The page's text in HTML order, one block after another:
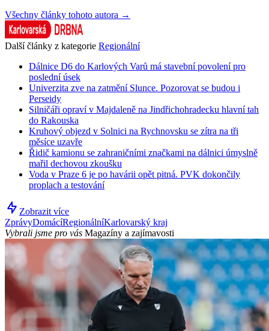
Všechny články tohoto autora →
Další články z kategorie Regionální
Dálnice D6 do Karlových Varů má stavební povolení pro
poslední úsek
Univerzita zve na zatmění Slunce. Pozorovat se budou i
Perseidy
Silničáři opraví v Majdaleně na Jindřichohradecku hlavní tah
do Rakouska
Kruhový objezd v Solnici na Rychnovsku se zítra na tři
měsíce uzavře
Řidič kamionu se zahraničními značkami na dálnici úmyslně
mařil dechovou zkoušku
Voda v Praze 6 je po havárii opět pitná. PVK dokončily
proplach a testování
Zobrazit více
ZprávyDomácíRegionálníKarlovarský kraj
Vybrali jsme pro vás Magazíny a zajímavosti